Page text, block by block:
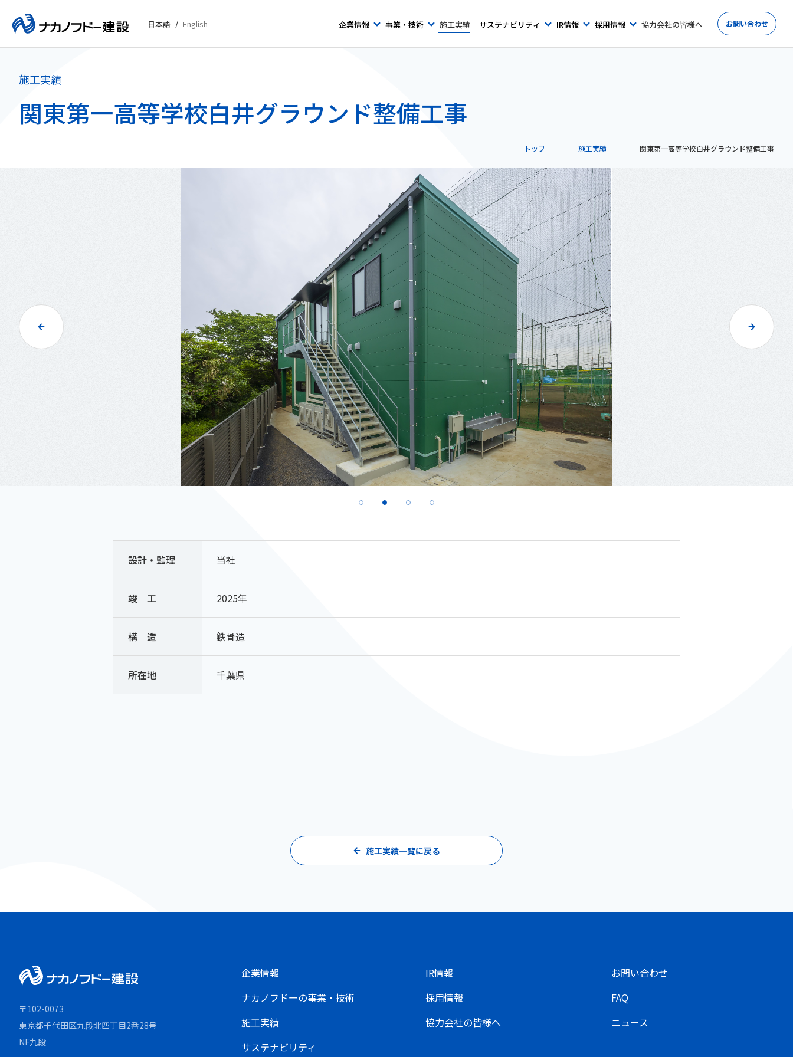
日本語 English 企業情報 事業・技術 施工実績 サステナビリティ IR情報 採用情報 協力会社の皆様へ お問い合わせ
施工実績
関東第一高等学校白井グラウンド整備工事
トップ 施工実績 関東第一高等学校白井グラウンド整備工事
設計・監理 当社
竣 工 2025年
構 造 鉄骨造
所在地 千葉県
施工実績一覧に戻る
〒102-0073
東京都千代田区九段北四丁目2番28号
NF九段
企業情報
ナカノフドーの事業・技術
施工実績
サステナビリティ
IR情報
採用情報
協力会社の皆様へ
お問い合わせ
FAQ
ニュース